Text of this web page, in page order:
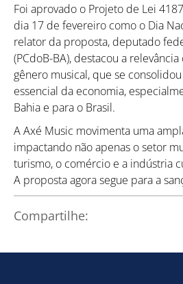
Foi aprovado o Projeto de Lei
dia 17 de fevereiro como o Dia
relator da proposta, deputado
(PCdoB-BA), destacou a
gênero musical, que se
essencial da economia,
Bahia e para o Brasil.
A Axé Music movimenta uma
impactando não apenas o setor
turismo, o comércio e a indústria
A proposta agora segue para a
Compartilhe: